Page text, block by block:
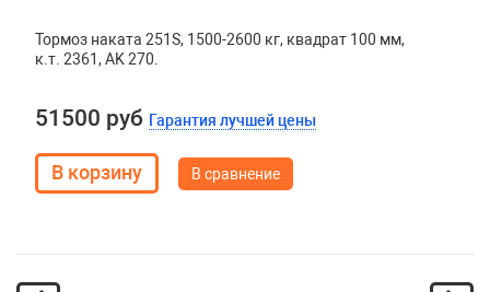
Тормоз наката 251S, 1500-2600 кг, квадрат 100 мм,
к.т. 2361, AK 270.
51500 руб Гарантия лучшей цены
В сравнение